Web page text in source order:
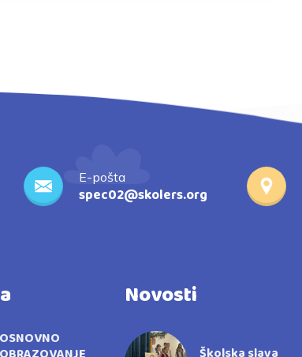
E-pošta
spec02@skolers.org
OSNOVNO
Novosti